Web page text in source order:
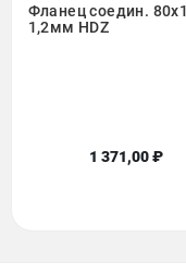
Фланец соедин.
1,2мм HDZ
1 371,00 ₽